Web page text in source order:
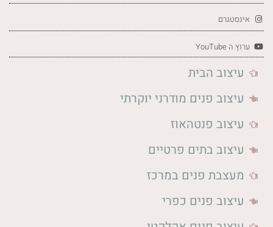
אינסטגרם
ערוץ ה YouTube
עיצוב הבית
עיצוב פנים מודרני יוקרתי
עיצוב פנטהאוז
עיצוב בתים פרטיים
מעצבת פנים במרכז
עיצוב פנים כפרי